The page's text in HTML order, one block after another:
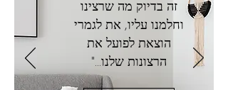
זה בדיוק מה שרצינו
וחלמנו עליו, את לגמרי
הוצאת לפועל את
הרצונות שלנו..."